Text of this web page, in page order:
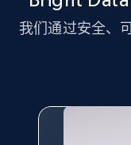
URL, ID, User
text, Date
我们通过安全、